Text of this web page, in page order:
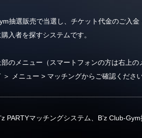
抽選販売で当選し、チケット代金のご入
入者を探すシステムです。
のメニュー（スマートフォンの方は右上の
メニュー > マッチングからご確認ください
マッチングシステム、B’z Club-